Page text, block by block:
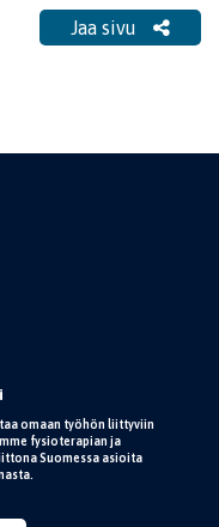
Jaa sivu
omaan työhön liittyviin
fysioterapian ja
Suomessa asioita